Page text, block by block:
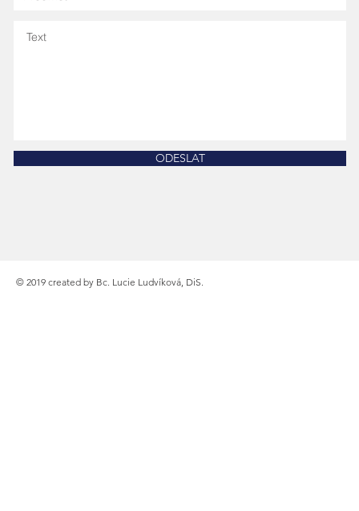
ODESLAT
© 2019 created by Bc. Lucie Ludvíková, DiS.